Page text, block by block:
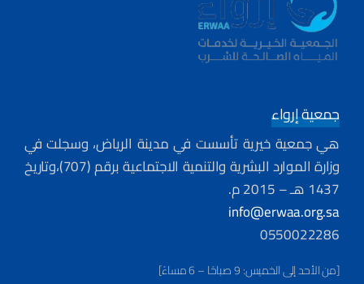
جمعية إرواء
هي جمعية خيرية تأسست في مدينة الرياض، وسجلت في
وزارة الموارد البشرية والتنمية الاجتماعية برقم (707)،وتاريخ
1437 هـ – 2015 م.
info@erwaa.org.sa
0550022286
[من الأحد إلى الخميس: 9 صباحًا – 6 مساءً]